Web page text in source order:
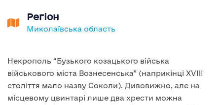
Регіон
Миколаївська область
Некрополь “Бузького козацького війська
військового міста Вознесенська” (наприкінці XVIII
століття мало назву Соколи). Дивовижно, але на
місцевому цвинтарі лише два хрести можна